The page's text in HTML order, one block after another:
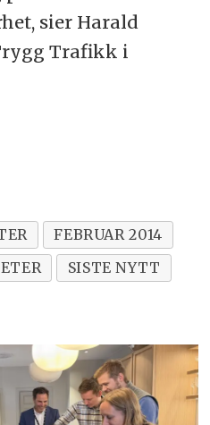
sier Harald
Trafikk i
FEBRUAR 2014
SISTE NYTT